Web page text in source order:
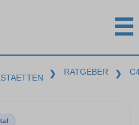
☰
❯ RATGEBER ❯